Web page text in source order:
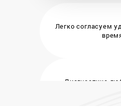
Легко согласуем
Диагностика